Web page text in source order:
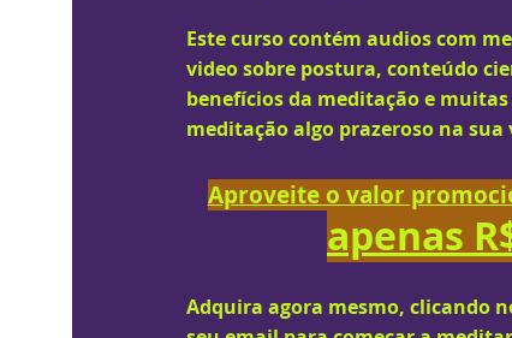
Este curso contém audios com
video sobre postura, conteúdo
benefícios da meditação e
meditação algo prazeroso na sua
Aproveite o valor
apenas
Adquira agora mesmo, clicando